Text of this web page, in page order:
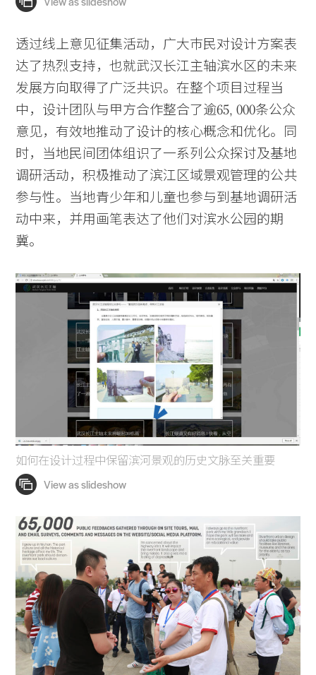
透过线上意见征集活动，广大巿民对设计方案表
达了热烈支持，也就武汉长江主轴滨水区的未来
发展方向取得了广泛共识。在整个项目过程当
中，设计团队与甲方合作整合了逾65, 000条公众
意见，有效地推动了设计的核心概念和优化。同
时，当地民间团体组识了一系列公众探讨及基地
调研活动，积极推动了滨江区域景观管理的公共
参与性。当地青少年和儿童也参与到基地调研活
动中来，并用画笔表达了他们对滨水公园的期
冀。
如何在设计过程中保留滨河景观的历史文脉至关重要